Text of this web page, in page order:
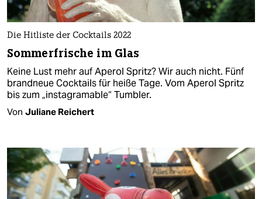
Die Hitliste der Cocktails 2022
Sommerfrische im Glas
Keine Lust mehr auf Aperol Spritz? Wir auch nicht. Fünf
brandneue Cocktails für heiße Tage. Vom Aperol Spritz
bis zum „instagramable“ Tumbler.
Von Juliane Reichert